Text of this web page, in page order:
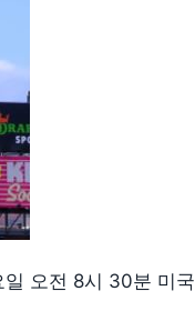
오전 8시 30분 미국